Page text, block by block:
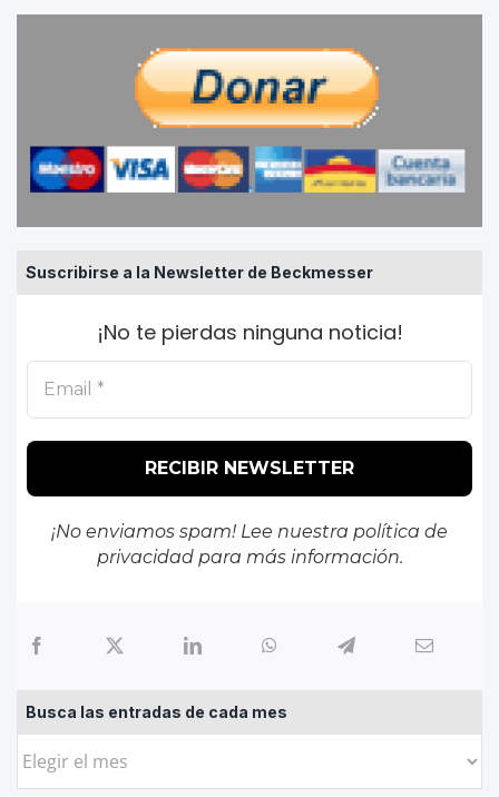
Suscribirse a la Newsletter de Beckmesser
¡No te pierdas ninguna noticia!
¡No enviamos spam! Lee nuestra política de
privacidadpara más información.
Busca las entradas de cada mes
Busca